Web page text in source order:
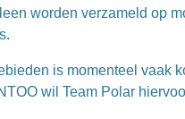
worden verzameld op
is momenteel vaak
wil Team Polar